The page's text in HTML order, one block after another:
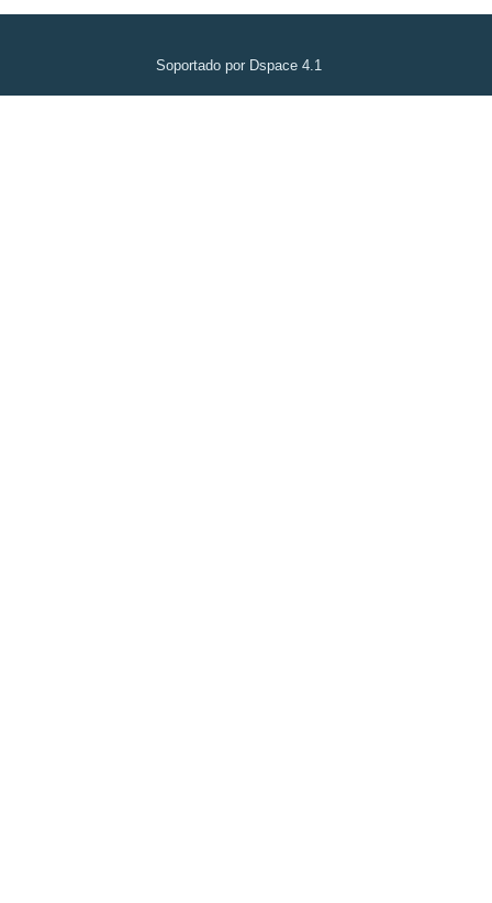
Soportado por Dspace 4.1